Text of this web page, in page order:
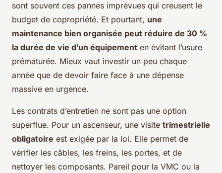
sont souvent ces pannes imprévues qui creusent le
budget de copropriété. Et pourtant, une
maintenance bien organisée peut réduire de 30 %
la durée de vie d’un équipement en évitant l’usure
prématurée. Mieux vaut investir un peu chaque
année que de devoir faire face à une dépense
massive en urgence.
Les contrats d’entretien ne sont pas une option
superflue. Pour un ascenseur, une visite trimestrielle
obligatoire est exigée par la loi. Elle permet de
vérifier les câbles, les freins, les portes, et de
nettoyer les composants. Pareil pour la VMC ou la